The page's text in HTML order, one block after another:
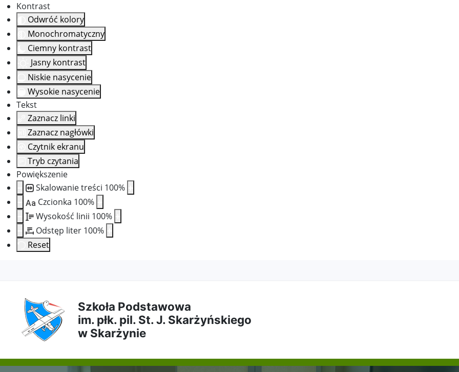
Kontrast
Odwróć kolory
Monochromatyczny
Ciemny kontrast
Jasny kontrast
Niskie nasycenie
Wysokie nasycenie
Tekst
Zaznacz linki
Zaznacz nagłówki
Czytnik ekranu
Tryb czytania
Powiększenie
Skalowanie treści 100%
Aa Czcionka 100%
Wysokość linii 100%
Odstęp liter 100%
Reset
do
treści
do
menu
do
wyszukiwarki
do
mapy
Szkoła Podstawowa
im. płk. pil. St. J. Skarżyńskiego
w Skarżynie